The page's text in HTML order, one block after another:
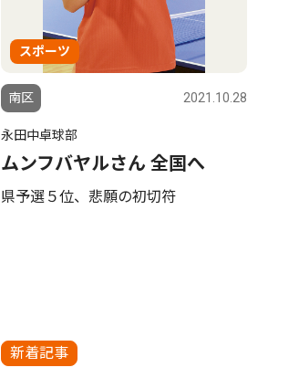
スポーツ
南区 2021.10.28
永田中卓球部
ムンフバヤルさん 全国へ
県予選５位、悲願の初切符
新着記事